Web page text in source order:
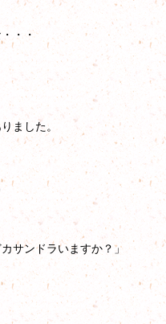
・・
ました。
サンドラいますか？」